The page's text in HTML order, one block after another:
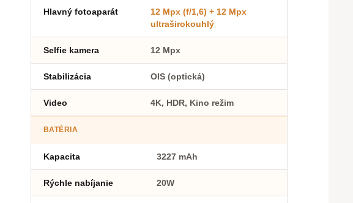
Hlavný fotoaparát
12 Mpx (f/1,6) + 12 Mpx
ultraširokouhlý
Selfie kamera 12 Mpx
Stabilizácia OIS (optická)
Video 4K, HDR, Kino režim
BATÉRIA
Kapacita 3227 mAh
Rýchle nabíjanie 20W